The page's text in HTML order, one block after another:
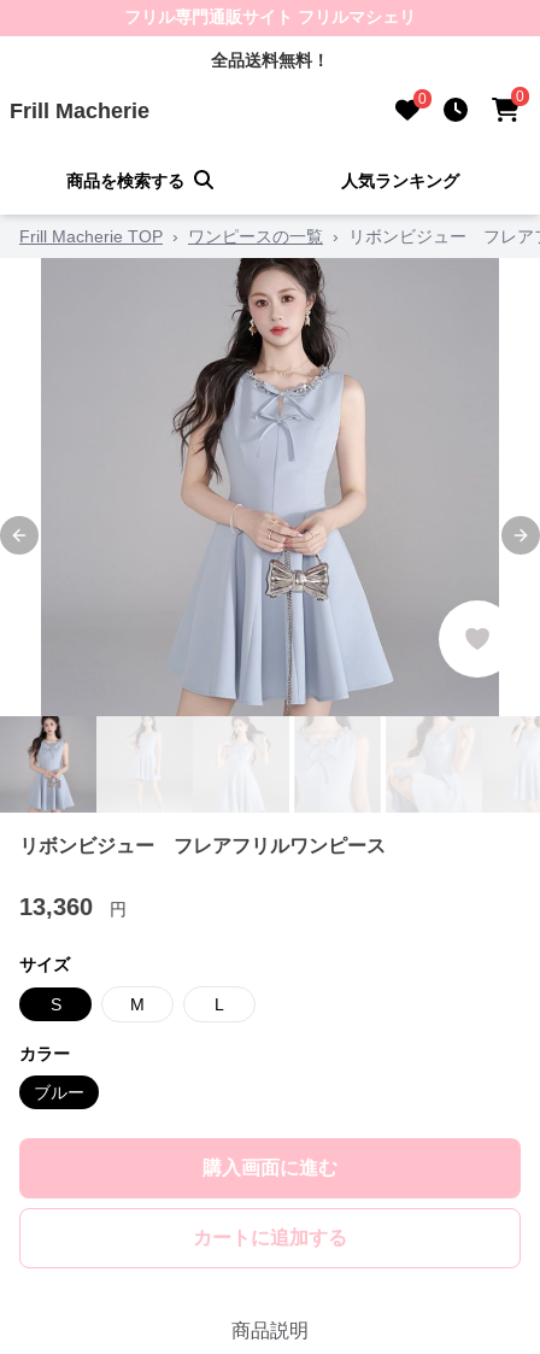
フリル専門通販サイト フリルマシェリ
全品送料無料！
Frill Macherie 0 0
商品を検索する 人気ランキング
Frill Macherie TOP › ワンピースの一覧 › リボンビジュー フレア
Previous slide
リボンビジュー フレアフリルワンピース
13,360 円
サイズ
S M L
カラー
ブルー
購入画面に進む
カートに追加する
商品説明